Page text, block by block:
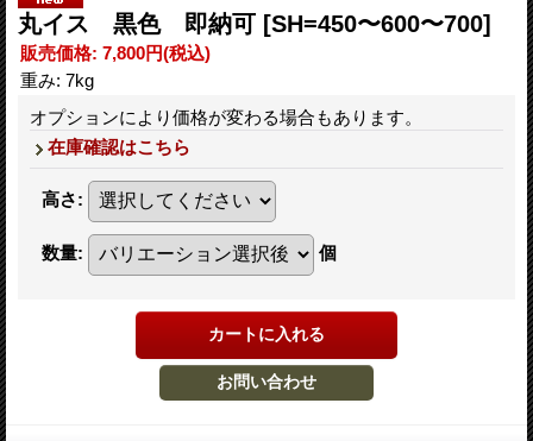
丸イス 黒色 即納可 [SH=450〜600〜700]
販売価格: 7,800円(税込)
重み: 7kg
オプションにより価格が変わる場合もあります。
在庫確認はこちら
高さ:
数量: 個